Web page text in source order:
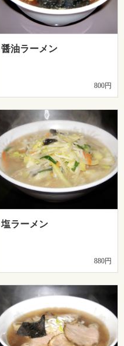
醤油ラーメン
800円
塩ラーメン
880円